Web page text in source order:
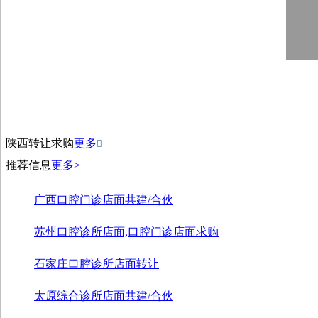
陕西转让求购更多 
推荐信息更多>
广西口腔门诊店面共建/合伙
苏州口腔诊所店面,口腔门诊店面求购
石家庄口腔诊所店面转让
太原综合诊所店面共建/合伙